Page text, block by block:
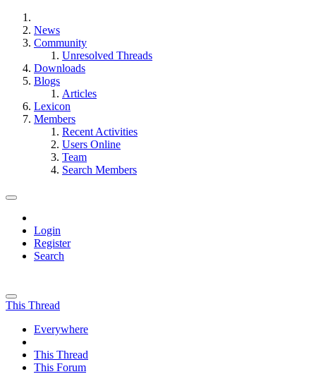
News
Community
Unresolved Threads
Downloads
Blogs
Articles
Lexicon
Members
Recent Activities
Users Online
Team
Search Members
Login
Register
Search
This Thread
Everywhere
This Thread
This Forum